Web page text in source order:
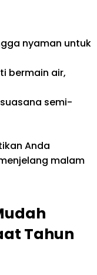
nyaman untuk
bermain air,
semi-
Anda
malam
Tahun